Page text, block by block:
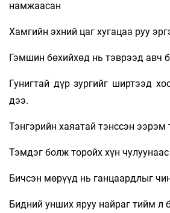
намжаасан
Хамгийн эхний цаг хугацаа руу
Гэмшин бөхийхөд нь тэврээд авч
Гунигтай дүр зургийг ширтээд
дээ.
Тэнгэрийн хаяатай тэнссэн ээрэм
Тэмдэг болж торойх хүн
Бичсэн мөрүүд нь ганцаардлыг
Бидний унших яруу найраг тийм л